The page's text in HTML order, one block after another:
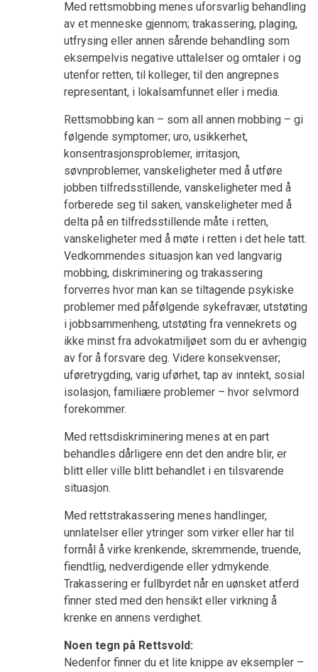
Med rettsmobbing menes uforsvarlig behandling
av et menneske gjennom; trakassering, plaging,
utfrysing eller annen sårende behandling som
eksempelvis negative uttalelser og omtaler i og
utenfor retten, til kolleger, til den angrepnes
representant, i lokalsamfunnet eller i media.
Rettsmobbing kan – som all annen mobbing – gi
følgende symptomer; uro, usikkerhet,
konsentrasjonsproblemer, irritasjon,
søvnproblemer, vanskeligheter med å utføre
jobben tilfredsstillende, vanskeligheter med å
forberede seg til saken, vanskeligheter med å
delta på en tilfredsstillende måte i retten,
vanskeligheter med å møte i retten i det hele tatt.
Vedkommendes situasjon kan ved langvarig
mobbing, diskriminering og trakassering
forverres hvor man kan se tiltagende psykiske
problemer med påfølgende sykefravær, utstøting
i jobbsammenheng, utstøting fra vennekrets og
ikke minst fra advokatmiljøet som du er avhengig
av for å forsvare deg. Videre konsekvenser;
uføretrygding, varig uførhet, tap av inntekt, sosial
isolasjon, familiære problemer – hvor selvmord
forekommer.
Med rettsdiskriminering menes at en part
behandles dårligere enn det den andre blir, er
blitt eller ville blitt behandlet i en tilsvarende
situasjon.
Med rettstrakassering menes handlinger,
unnlatelser eller ytringer som virker eller har til
formål å virke krenkende, skremmende, truende,
fiendtlig, nedverdigende eller ydmykende.
Trakassering er fullbyrdet når en uønsket atferd
finner sted med den hensikt eller virkning å
krenke en annens verdighet.
Noen tegn på Rettsvold:
Nedenfor finner du et lite knippe av eksempler –